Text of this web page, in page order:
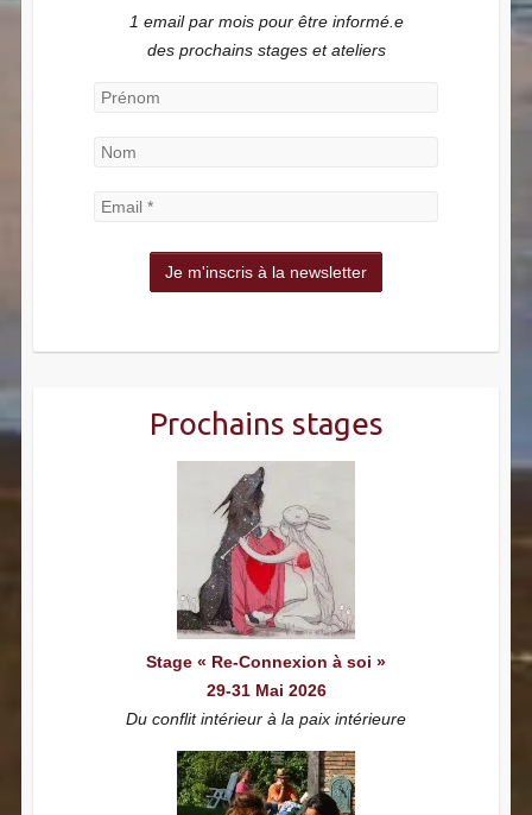
1 email par mois pour être informé.e
des prochains stages et ateliers
Prochains stages
Stage « Re-Connexion à soi »
29-31 Mai 2026
Du conflit intérieur à la paix intérieure